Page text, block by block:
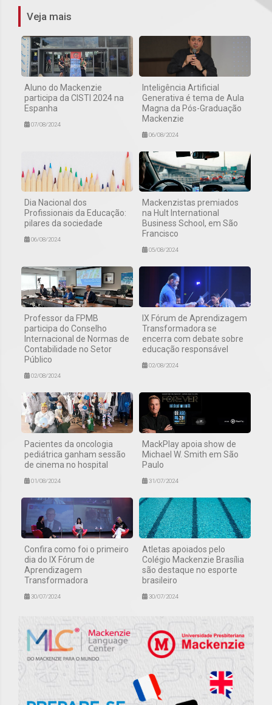
Veja mais
Aluno do Mackenzie
participa da CISTI 2024 na
Espanha
07/08/2024
Inteligência Artificial
Generativa é tema de Aula
Magna da Pós-Graduação
Mackenzie
06/08/2024
Dia Nacional dos
Profissionais da Educação:
pilares da sociedade
06/08/2024
Mackenzistas premiados
na Hult International
Business School, em São
Francisco
05/08/2024
Professor da FPMB
participa do Conselho
Internacional de Normas de
Contabilidade no Setor
Público
02/08/2024
IX Fórum de Aprendizagem
Transformadora se
encerra com debate sobre
educação responsável
02/08/2024
Pacientes da oncologia
pediátrica ganham sessão
de cinema no hospital
01/08/2024
MackPlay apoia show de
Michael W. Smith em São
Paulo
31/07/2024
Confira como foi o primeiro
dia do IX Fórum de
Aprendizagem
Transformadora
30/07/2024
Atletas apoiados pelo
Colégio Mackenzie Brasília
são destaque no esporte
brasileiro
30/07/2024